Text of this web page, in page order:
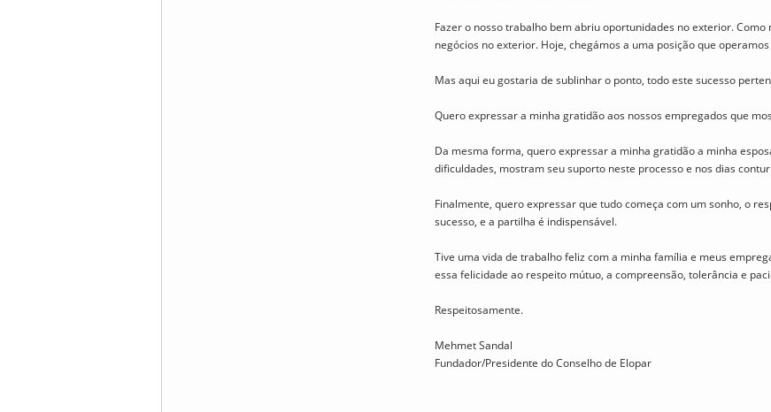
Fazer o nosso trabalho bem abriu oportunidades no exterior.
negócios no exterior. Hoje, chegámos a uma posição que
Mas aqui eu gostaria de sublinhar o ponto, todo este sucesso
Quero expressar a minha gratidão aos nossos empregados que
Da mesma forma, quero expressar a minha gratidão a minha
dificuldades, mostram seu suporto neste processo e nos dias
Finalmente, quero expressar que tudo começa com um sonho, o
sucesso, e a partilha é indispensável.
Tive uma vida de trabalho feliz com a minha família e meus
essa felicidade ao respeito mútuo, a compreensão, tolerância e
Respeitosamente.
Mehmet Sandal
Fundador/Presidente do Conselho de Elopar